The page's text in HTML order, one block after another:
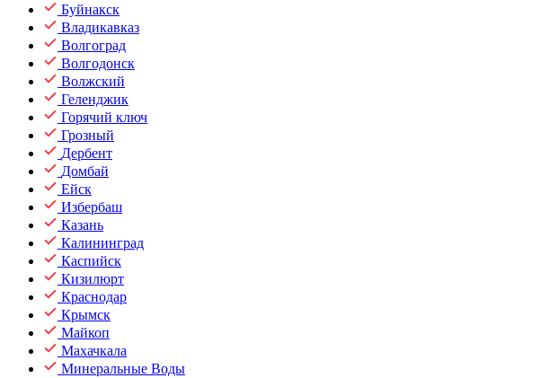
Буйнакск
Владикавказ
Волгоград
Волгодонск
Волжский
Геленджик
Горячий ключ
Грозный
Дербент
Домбай
Ейск
Избербаш
Казань
Калининград
Каспийск
Кизилюрт
Краснодар
Крымск
Майкоп
Махачкала
Минеральные Воды